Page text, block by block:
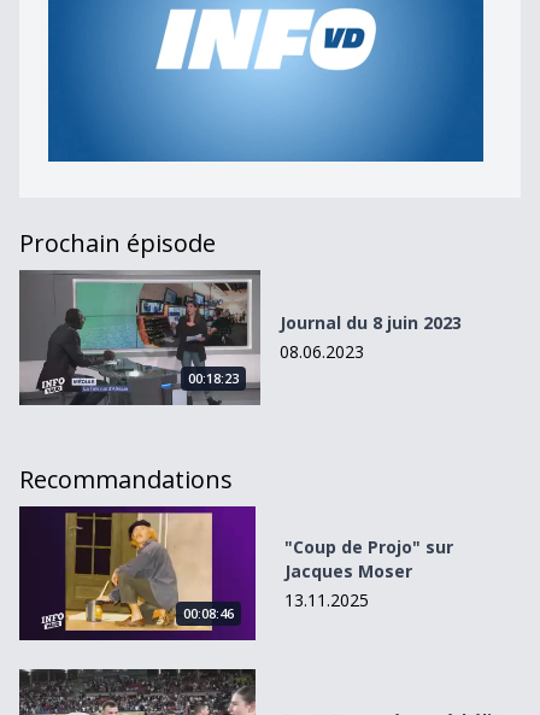
Prochain épisode
Journal du 8 juin 2023
00:18:23
Journal du 8 juin 2023
08.06.2023
Recommandations
&quot;Coup de Projo&quot; sur Jacques Moser
00:08:46
"Coup de Projo" sur
Jacques Moser
13.11.2025
Le SLO se prépare à l&#039;élite